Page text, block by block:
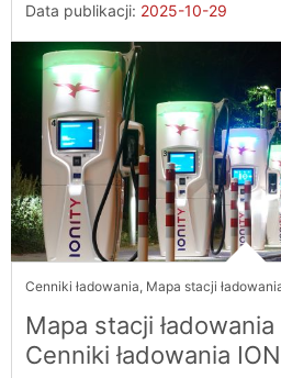
Data publikacji: 2025-10-29
Cenniki ładowania, Mapa stacji
Mapa stacji
Cenniki ładowania